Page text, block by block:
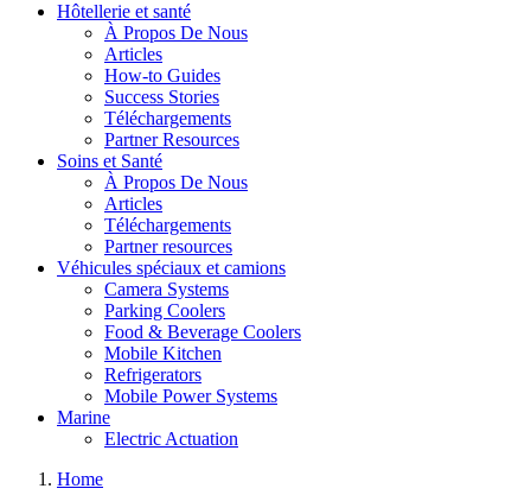
Hôtellerie et santé
À Propos De Nous
Articles
How-to Guides
Success Stories
Téléchargements
Partner Resources
Soins et Santé
À Propos De Nous
Articles
Téléchargements
Partner resources
Véhicules spéciaux et camions
Camera Systems
Parking Coolers
Food & Beverage Coolers
Mobile Kitchen
Refrigerators
Mobile Power Systems
Marine
Electric Actuation
Home